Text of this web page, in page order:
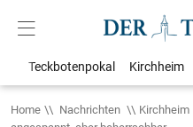
Teckbotenpokal Kirchheim
Home Nachrichten Kirchheim